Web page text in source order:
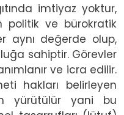
imtiyaz yoktur,
politik ve bürokratik
aynı değerde olup,
sahiptir. Görevler
ve icra edilir.
hakları belirleyen
yürütülür yani bu